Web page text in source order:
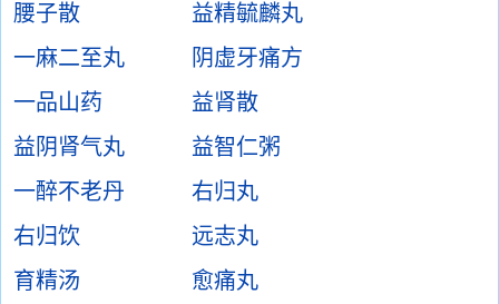
腰子散
益精毓麟丸
一麻二至丸
阴虚牙痛方
一品山药
益肾散
益阴肾气丸
益智仁粥
一醉不老丹
右归丸
右归饮
远志丸
育精汤
愈痛丸